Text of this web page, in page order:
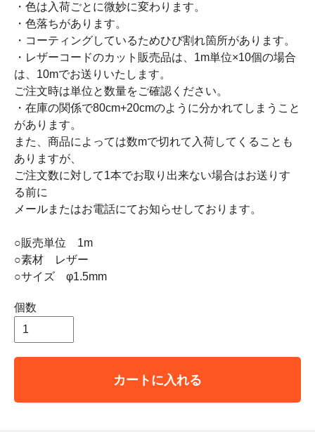
・色は入荷ごとに微妙に変わります。
・色落ちがあります。
・コーティングしているためひび割れ箇所があります。
・レザーコードのカット販売品は、1m単位×10個の場合
は、10mでお送りいたします。
ご注文時は単位と数量をご確認ください。
・在庫の関係で80cm+20cmのように分かれてしまうこと
があります。
また、商品によっては数mで切れて入荷してくることも
ありますが、
ご注文数に対して1本でお取り出来ない場合はお送りす
る前に
メールまたはお電話にてお知らせしております。
○販売単位 1m
○素材 レザー
○サイズ φ1.5mm
個数
カートに入れる